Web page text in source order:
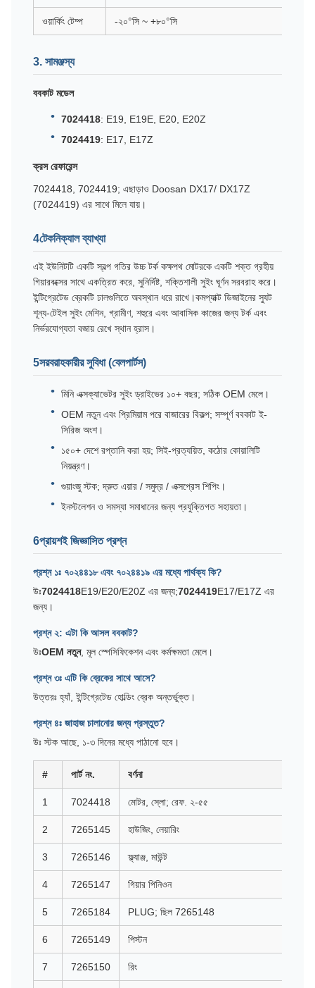
ওয়ার্কিং টেম্প -২০°সি ~ +৮০°সি
3. সামঞ্জস্য
ববকাট মডেল
7024418: E19, E19E, E20, E20Z
7024419: E17, E17Z
ক্রস রেফারেন্স
7024418, 7024419; এছাড়াও Doosan DX17/ DX17Z
(7024419) এর সাথে মিলে যায়।
4টেকনিক্যাল ব্যাখ্যা
এই ইউনিটটি একটি স্বল্প গতির উচ্চ টর্ক কক্ষপথ মোটরকে একটি শক্ত গ্রহীয়
গিয়ারবক্সের সাথে একত্রিত করে, সুনির্দিষ্ট, শক্তিশালী সুইং ঘূর্ণন সরবরাহ করে।
ইন্টিগ্রেটেড ব্রেকটি ঢালগুলিতে অবস্থান ধরে রাখে।কমপ্যাক্ট ডিজাইনের স্যুট
শূন্য-টেইল সুইং মেশিন, গ্রামীণ, শহুরে এবং আবাসিক কাজের জন্য টর্ক এবং
নির্ভরযোগ্যতা বজায় রেখে স্থান হ্রাস।
5সরবরাহকারীর সুবিধা (বেলপার্টস)
মিনি এক্সক্যাভেটর সুইং ড্রাইভের ১০+ বছর; সঠিক OEM মেলে।
OEM নতুন এবং প্রিমিয়াম পরে বাজারের বিকল্প; সম্পূর্ণ ববকাট ই-
সিরিজ অংশ।
১৫০+ দেশে রপ্তানি করা হয়; সিই-প্রত্যয়িত, কঠোর কোয়ালিটি
নিয়ন্ত্রণ।
গুয়াংজু স্টক; দ্রুত এয়ার / সমুদ্র / এক্সপ্রেস শিপিং।
ইনস্টলেশন ও সমস্যা সমাধানের জন্য প্রযুক্তিগত সহায়তা।
6প্রায়শই জিজ্ঞাসিত প্রশ্ন
প্রশ্ন ১ঃ ৭০২৪৪১৮ এবং ৭০২৪৪১৯ এর মধ্যে পার্থক্য কি?
উঃ7024418E19/E20/E20Z এর জন্য;7024419E17/E17Z এর
জন্য।
প্রশ্ন ২: এটা কি আসল ববকাট?
উঃOEM নতুন, মূল স্পেসিফিকেশন এবং কর্মক্ষমতা মেলে।
প্রশ্ন ৩ঃ এটি কি ব্রেকের সাথে আসে?
উত্তরঃ হ্যাঁ, ইন্টিগ্রেটেড হোল্ডিং ব্রেক অন্তর্ভুক্ত।
প্রশ্ন ৪ঃ জাহাজ চালানোর জন্য প্রস্তুত?
উঃ স্টক আছে, ১-৩ দিনের মধ্যে পাঠানো হবে।
# পার্ট নং. বর্ণনা
1 7024418 মোটর, স্লো; রেফ. ২-৫৫
2 7265145 হাউজিং, লেয়ারিং
3 7265146 ফ্ল্যাঞ্জ, মাউন্ট
4 7265147 গিয়ার পিনিওন
5 7265184 PLUG; ছিল 7265148
6 7265149 পিস্টন
7 7265150 রিং